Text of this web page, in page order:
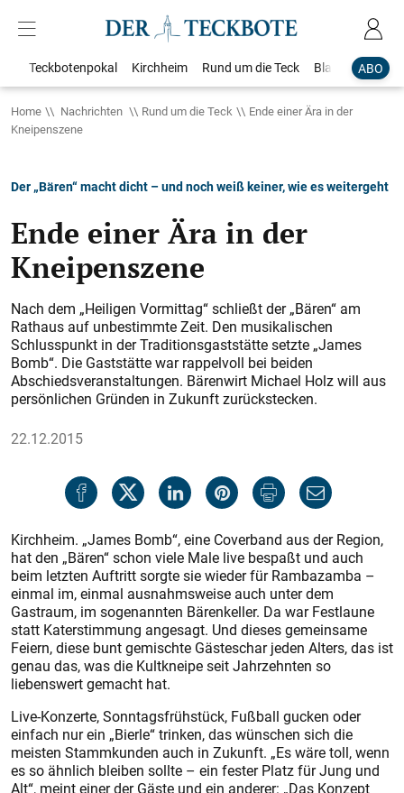
ABO
Teckbotenpokal Kirchheim Rund um die Teck Blaulicht
Home Nachrichten Rund um die Teck
Ende einer Ära in der
Kneipenszene
Der „Bären“ macht dicht – und noch weiß keiner, wie es weitergeht
Ende einer Ära in der
Kneipenszene
Nach dem „Heiligen Vormittag“ schließt der „Bären“ am
Rathaus auf unbestimmte Zeit. Den musikalischen
Schlusspunkt in der Traditionsgaststätte setzte „James
Bomb“. Die Gaststätte war rappelvoll bei beiden
Abschiedsveranstaltungen. Bärenwirt Michael Holz will aus
persönlichen Gründen in Zukunft zurückstecken.
22.12.2015
Kirchheim. „James Bomb“, eine Coverband aus der Region,
hat den „Bären“ schon viele Male live bespaßt und auch
beim letzten Auftritt sorgte sie wieder für Rambazamba –
einmal im, einmal ausnahmsweise auch unter dem
Gastraum, im sogenannten Bärenkeller. Da war Festlaune
statt Katerstimmung angesagt. Und dieses gemeinsame
Feiern, diese bunt gemischte Gästeschar jeden Alters, das ist
genau das, was die Kultkneipe seit Jahrzehnten so
liebenswert gemacht hat.
Live-Konzerte, Sonntagsfrühstück, Fußball gucken oder
einfach nur ein „Bierle“ trinken, das wünschen sich die
meisten Stammkunden auch in Zukunft. „Es wäre toll, wenn
es so ähnlich bleiben sollte – ein fester Platz für Jung und
Alt“, meint einer der Gäste und ein anderer: „Das Konzept